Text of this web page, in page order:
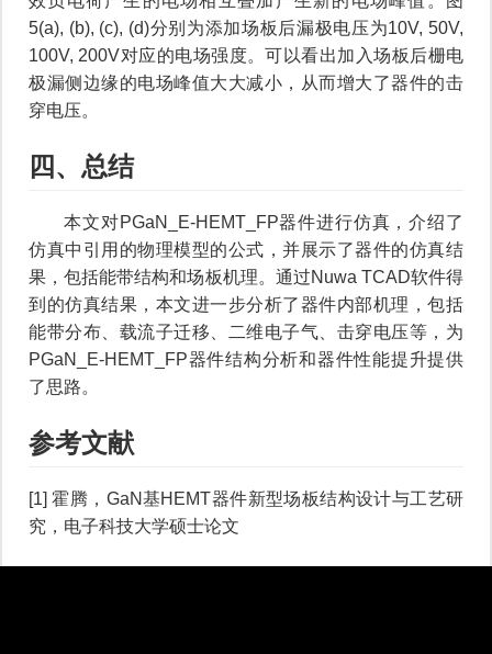
5(a), (b), (c), (d)分别为添加场板后漏极电压为10V, 50V,
100V, 200V对应的电场强度。可以看出加入场板后栅电
极漏侧边缘的电场峰值大大减小，从而增大了器件的击
穿电压。
四、总结
本文对PGaN_E-HEMT_FP器件进行仿真，介绍了
仿真中引用的物理模型的公式，并展示了器件的仿真结
果，包括能带结构和场板机理。通过Nuwa TCAD软件得
到的仿真结果，本文进一步分析了器件内部机理，包括
能带分布、载流子迁移、二维电子气、击穿电压等，为
PGaN_E-HEMT_FP器件结构分析和器件性能提升提供
了思路。
参考文献
[1] 霍腾，GaN基HEMT器件新型场板结构设计与工艺研
究，电子科技大学硕士论文